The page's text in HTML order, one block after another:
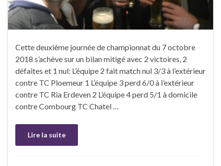
Cette deuxième journée de championnat du 7 octobre
2018 s’achève sur un bilan mitigé avec 2 victoires, 2
défaites et 1 nul: L’équipe 2 fait match nul 3/3 à l’extérieur
contre TC Ploemeur 1 L’équipe 3 perd 6/0 à l’extérieur
contre TC Ria Erdeven 2 L’équipe 4 perd 5/1 à domicile
contre Combourg TC Chatel …
Lire la suite